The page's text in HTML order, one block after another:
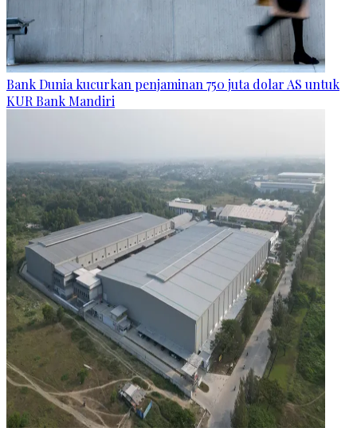
Bank Dunia kucurkan penjaminan 750 juta dolar AS untuk
KUR Bank Mandiri